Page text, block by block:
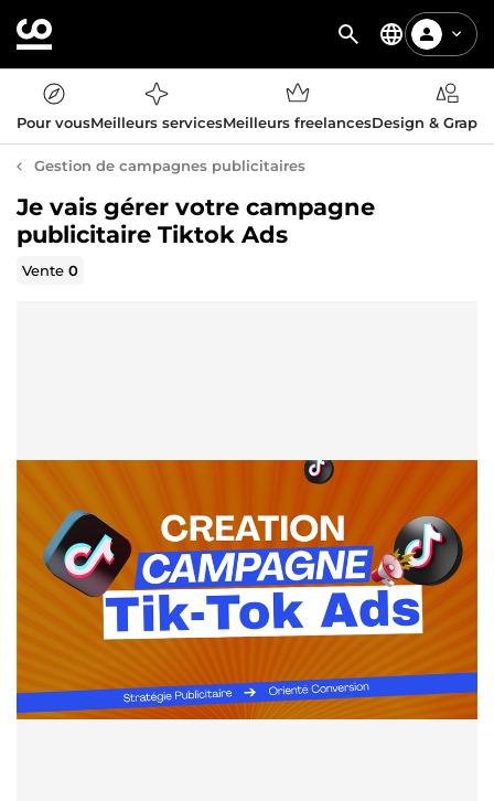
Pour vousMeilleurs servicesMeilleurs freelancesDesign &
Gestion de campagnes publicitaires
Je vais gérer votre campagne
publicitaire Tiktok Ads
Vente0